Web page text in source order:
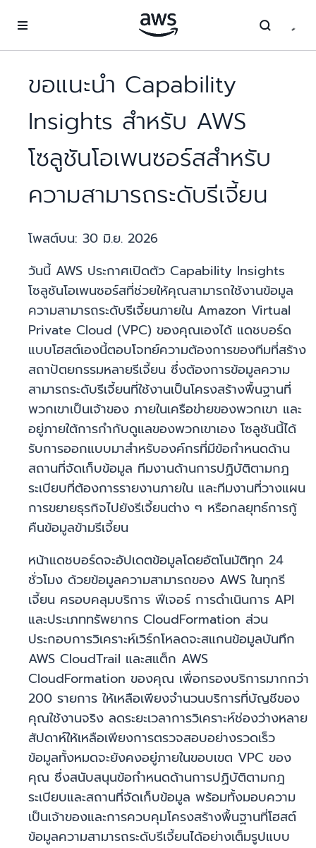
ขอแนะนำ Capability
Insights สำหรับ AWS
โซลูชันโอเพนซอร์สสำหรับ
ความสามารถระดับรีเจี้ยน
โพสต์บน: 30 มิ.ย. 2026
วันนี้ AWS ประกาศเปิดตัว Capability Insights
โซลูชันโอเพนซอร์สที่ช่วยให้คุณสามารถใช้งานข้อมูล
ความสามารถระดับรีเจี้ยนภายใน Amazon Virtual
Private Cloud (VPC) ของคุณเองได้ แดชบอร์ด
แบบโฮสต์เองนี้ตอบโจทย์ความต้องการของทีมที่สร้าง
สถาปัตยกรรมหลายรีเจี้ยน ซึ่งต้องการข้อมูลความ
สามารถระดับรีเจี้ยนที่ใช้งานเป็นโครงสร้างพื้นฐานที่
พวกเขาเป็นเจ้าของ ภายในเครือข่ายของพวกเขา และ
อยู่ภายใต้การกำกับดูแลของพวกเขาเอง โซลูชันนี้ได้
รับการออกแบบมาสำหรับองค์กรที่มีข้อกำหนดด้าน
สถานที่จัดเก็บข้อมูล ทีมงานด้านการปฏิบัติตามกฎ
ระเบียบที่ต้องการรายงานภายใน และทีมงานที่วางแผน
การขยายธุรกิจไปยังรีเจี้ยนต่าง ๆ หรือกลยุทธ์การกู้
คืนข้อมูลข้ามรีเจี้ยน
หน้าแดชบอร์ดจะอัปเดตข้อมูลโดยอัตโนมัติทุก 24
ชั่วโมง ด้วยข้อมูลความสามารถของ AWS ในทุกรี
เจี้ยน ครอบคลุมบริการ ฟีเจอร์ การดำเนินการ API
และประเภททรัพยากร CloudFormation ส่วน
ประกอบการวิเคราะห์เวิร์กโหลดจะสแกนข้อมูลบันทึก
AWS CloudTrail และสแต็ก AWS
CloudFormation ของคุณ เพื่อกรองบริการมากกว่า
200 รายการ ให้เหลือเพียงจำนวนบริการที่บัญชีของ
คุณใช้งานจริง ลดระยะเวลาการวิเคราะห์ช่องว่างหลาย
สัปดาห์ให้เหลือเพียงการตรวจสอบอย่างรวดเร็ว
ข้อมูลทั้งหมดจะยังคงอยู่ภายในขอบเขต VPC ของ
คุณ ซึ่งสนับสนุนข้อกำหนดด้านการปฏิบัติตามกฎ
ระเบียบและสถานที่จัดเก็บข้อมูล พร้อมทั้งมอบความ
เป็นเจ้าของและการควบคุมโครงสร้างพื้นฐานที่โฮสต์
ข้อมูลความสามารถระดับรีเจี้ยนได้อย่างเต็มรูปแบบ